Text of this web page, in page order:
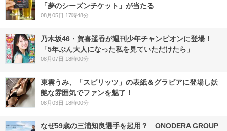
「夢のシーズンチケット」が当たる
08月05日 17時48分
乃木坂46・賀喜遥香が週刊少年チャンピオンに登場！
「5年ぶん大人になった私を見ていただけたら」
08月07日 18時00分
東雲うみ、「スピリッツ」の表紙＆グラビアに登場し妖
艶な雰囲気でファンを魅了！
08月03日 18時00分
なぜ59歳の三浦知良選手を起用？ ONODERA GROUP